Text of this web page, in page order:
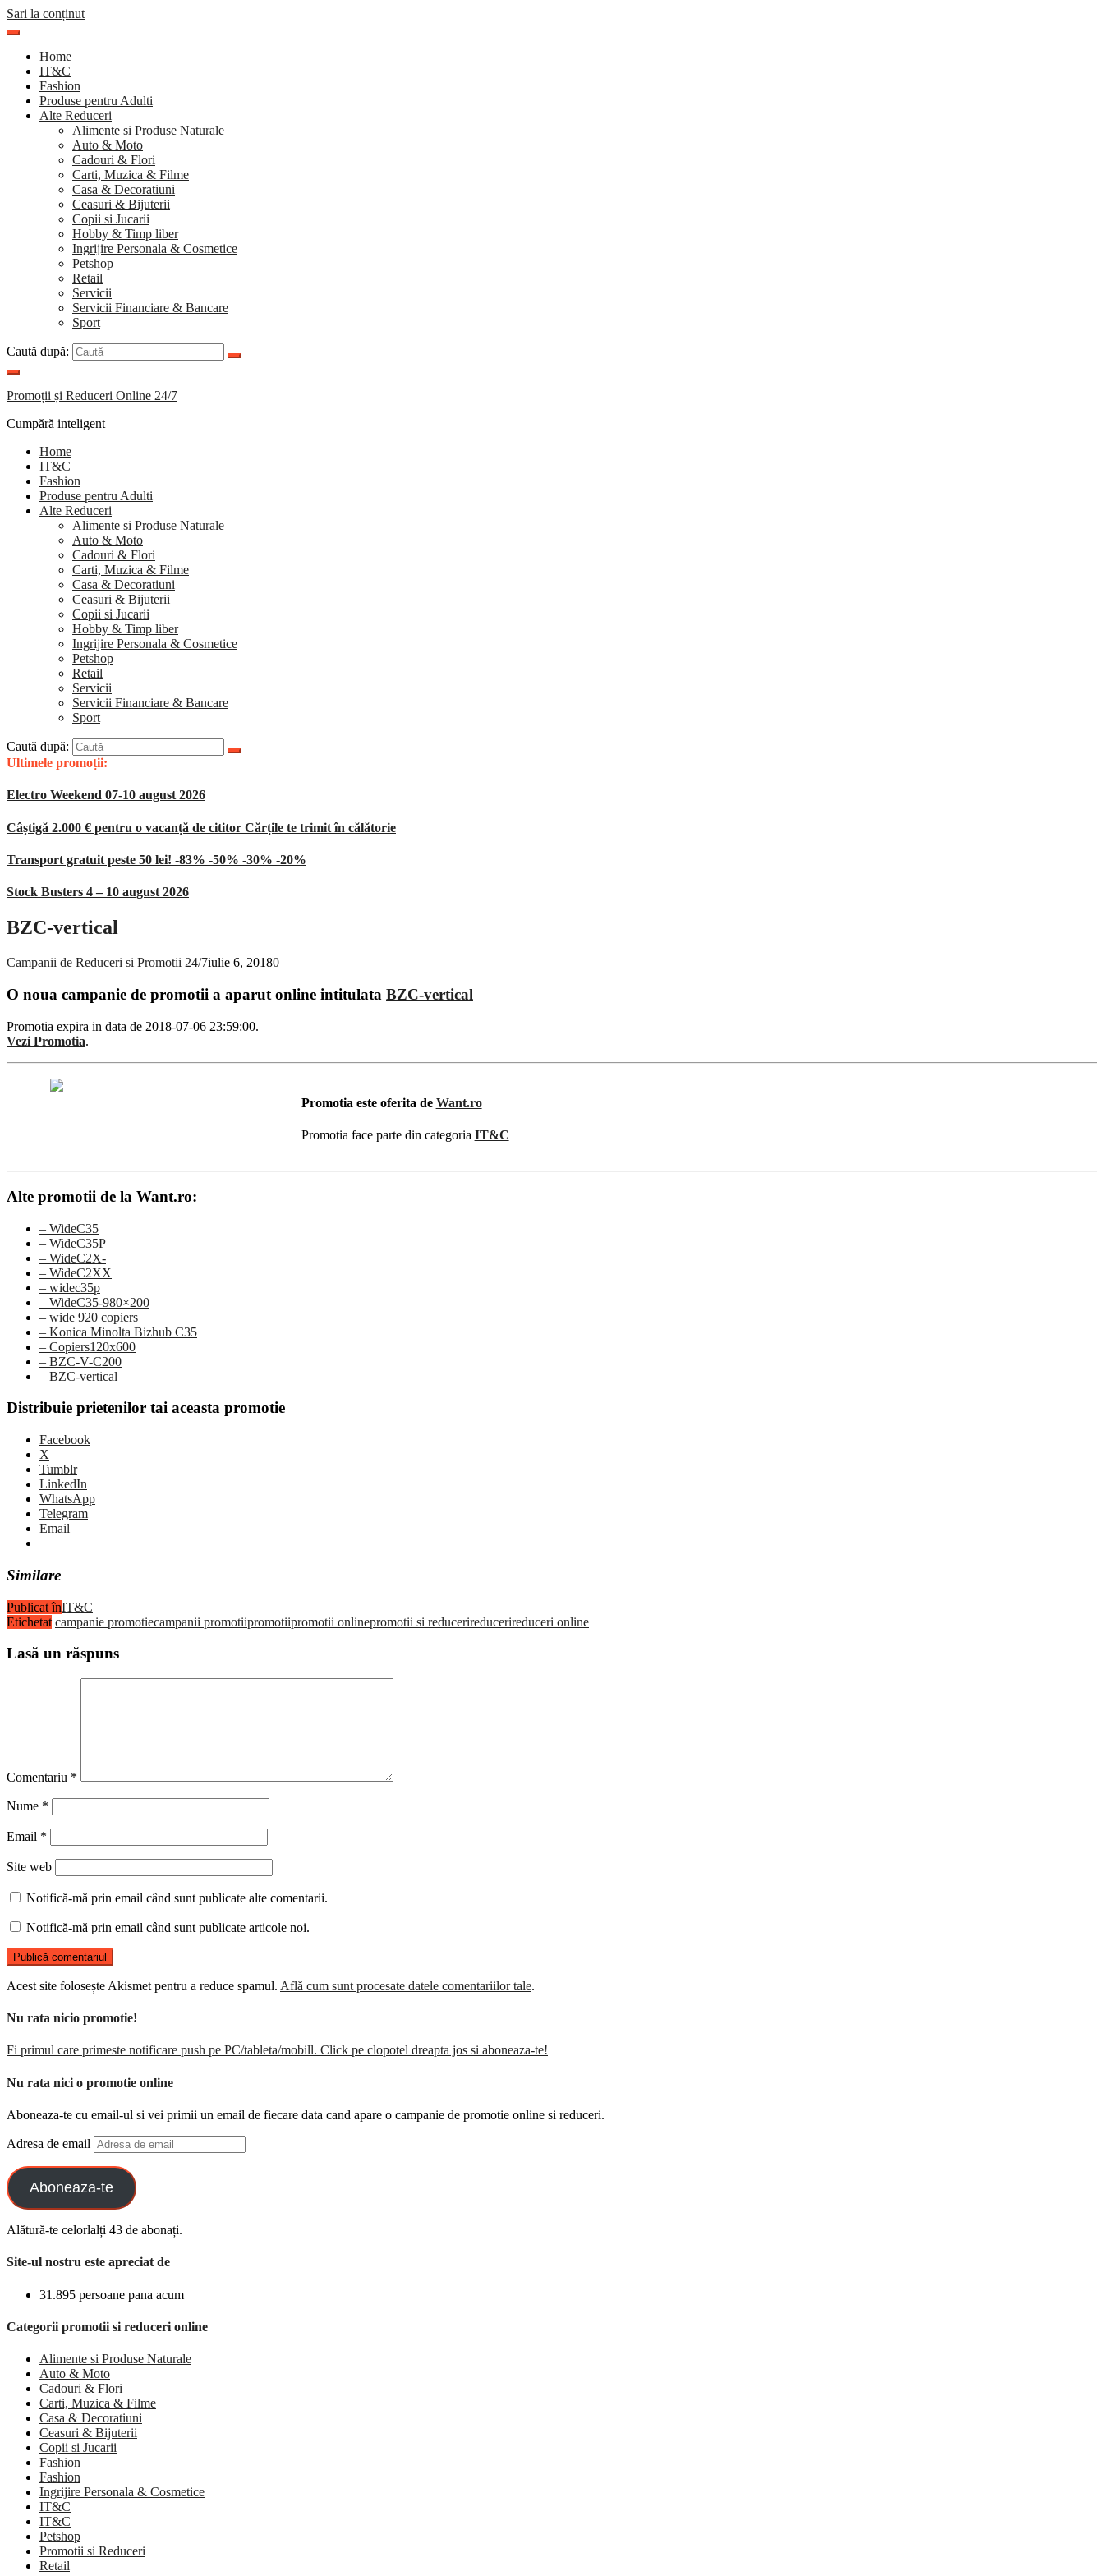
Sari la conținut
Home
IT&C
Fashion
Produse pentru Adulti
Alte Reduceri
Alimente si Produse Naturale
Auto & Moto
Cadouri & Flori
Carti, Muzica & Filme
Casa & Decoratiuni
Ceasuri & Bijuterii
Copii si Jucarii
Hobby & Timp liber
Ingrijire Personala & Cosmetice
Petshop
Retail
Servicii
Servicii Financiare & Bancare
Sport
Caută după:
Promoții și Reduceri Online 24/7
Cumpără inteligent
Home
IT&C
Fashion
Produse pentru Adulti
Alte Reduceri
Alimente si Produse Naturale
Auto & Moto
Cadouri & Flori
Carti, Muzica & Filme
Casa & Decoratiuni
Ceasuri & Bijuterii
Copii si Jucarii
Hobby & Timp liber
Ingrijire Personala & Cosmetice
Petshop
Retail
Servicii
Servicii Financiare & Bancare
Sport
Caută după:
Ultimele promoții:
Electro Weekend 07-10 august 2026
Câștigă 2.000 € pentru o vacanță de cititor Cărțile te trimit în călătorie
Transport gratuit peste 50 lei! -83% -50% -30% -20%
Stock Busters 4 – 10 august 2026
BZC-vertical
Campanii de Reduceri si Promotii 24/7iulie 6, 20180
O noua campanie de promotii a aparut online intitulata BZC-vertical
Promotia expira in data de 2018-07-06 23:59:00.
Vezi Promotia.
Promotia este oferita de Want.ro
Promotia face parte din categoria IT&C
Alte promotii de la Want.ro:
– WideC35
– WideC35P
– WideC2X-
– WideC2XX
– widec35p
– WideC35-980×200
– wide 920 copiers
– Konica Minolta Bizhub C35
– Copiers120x600
– BZC-V-C200
– BZC-vertical
Distribuie prietenilor tai aceasta promotie
Facebook
X
Tumblr
LinkedIn
WhatsApp
Telegram
Email
Similare
Publicat înIT&C
Etichetat campanie promotiecampanii promotiipromotiipromotii onlinepromotii si reducerireducerireduceri online
Lasă un răspuns
Comentariu *
Nume *
Email *
Site web
Notifică-mă prin email când sunt publicate alte comentarii.
Notifică-mă prin email când sunt publicate articole noi.
Acest site folosește Akismet pentru a reduce spamul. Află cum sunt procesate datele comentariilor tale.
Nu rata nicio promotie!
Fi primul care primeste notificare push pe PC/tableta/mobill. Click pe clopotel dreapta jos si aboneaza-te!
Nu rata nici o promotie online
Aboneaza-te cu email-ul si vei primii un email de fiecare data cand apare o campanie de promotie online si reduceri.
Adresa de email
Aboneaza-te
Alătură-te celorlalți 43 de abonați.
Site-ul nostru este apreciat de
31.895 persoane pana acum
Categorii promotii si reduceri online
Alimente si Produse Naturale
Auto & Moto
Cadouri & Flori
Carti, Muzica & Filme
Casa & Decoratiuni
Ceasuri & Bijuterii
Copii si Jucarii
Fashion
Fashion
Ingrijire Personala & Cosmetice
IT&C
IT&C
Petshop
Promotii si Reduceri
Retail